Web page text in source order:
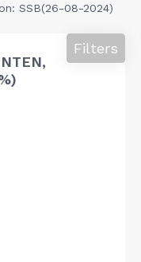
SSB(26-08-2024)
Filters